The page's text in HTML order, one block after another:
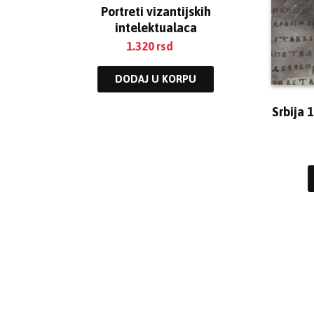
Portreti vizantijskih
intelektualaca
1.320 rsd
DODAJ U KORPU
Srbija